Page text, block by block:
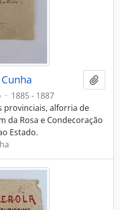
· 1885 - 1887
provinciais, alforria de
da Rosa e Condecoração
Estado.